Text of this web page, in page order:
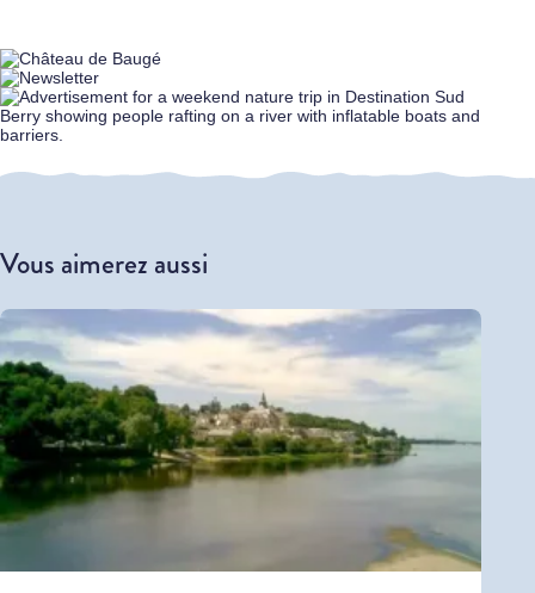
Vous aimerez aussi